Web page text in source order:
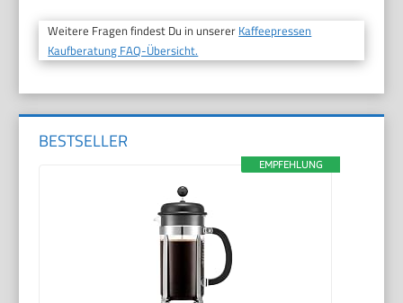
Weitere Fragen findest Du in unserer Kaffeepressen
Kaufberatung FAQ-Übersicht.
BESTSELLER
EMPFEHLUNG